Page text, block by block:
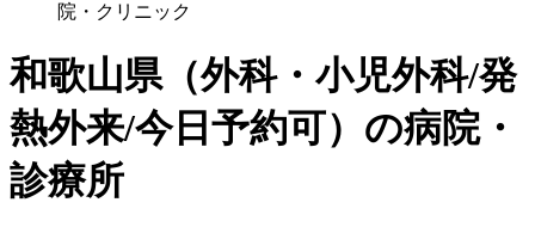
院・クリニック
和歌山県（外科・小児外科/発
熱外来/今日予約可） の病院・
診療所